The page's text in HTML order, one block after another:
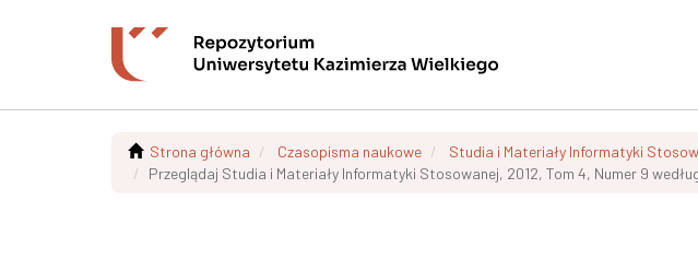
Strona główna Czasopisma naukowe Studia i Materiały Informatyki
Przeglądaj Studia i Materiały Informatyki Stosowanej, 2012, Tom 4, Numer 9